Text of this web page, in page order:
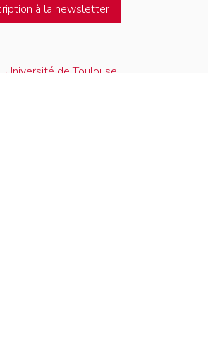
à la newsletter
Université de Toulouse